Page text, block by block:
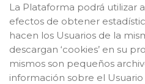
La Plataforma podrá utilizar
efectos de obtener
hacen los Usuarios de la
descargan ‘cookies’ en su
mismos son pequeños
información sobre el